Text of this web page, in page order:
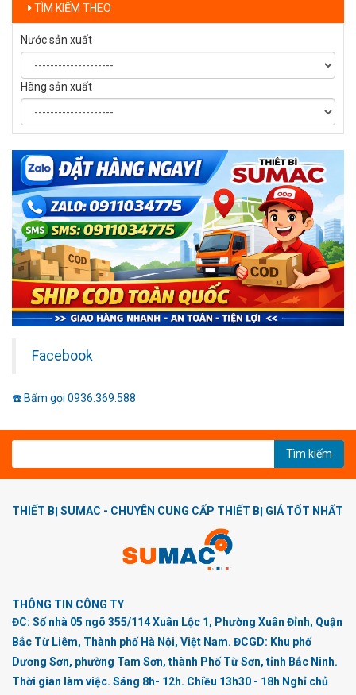
TÌM KIẾM THEO
Nước sản xuất
Hãng sản xuất
Facebook
☎️ Bấm gọi 0936.369.588
Tìm kiếm
THIẾT BỊ SUMAC - CHUYÊN CUNG CẤP THIẾT BỊ GIÁ TỐT NHẤT
THÔNG TIN CÔNG TY
ĐC: Số nhà 05 ngõ 355/114 Xuân Lộc 1, Phường Xuân Đỉnh, Quận
Bắc Từ Liêm, Thành phố Hà Nội, Việt Nam. ĐCGD: Khu phố
Dương Sơn, phường Tam Sơn, thành Phố Từ Sơn, tỉnh Bắc Ninh.
Thời gian làm việc. Sáng 8h- 12h. Chiều 13h30 - 18h Nghỉ chủ